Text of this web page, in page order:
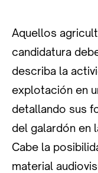
Aquellos
candidatura
describa la
explotación en
detallando sus
del galardón en
Cabe la
material